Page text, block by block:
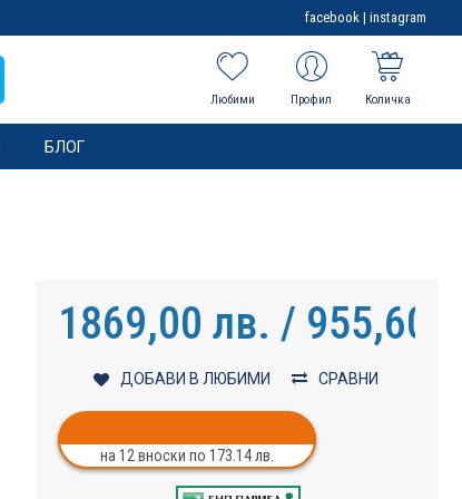
facebook | instagram
Любими Профил Количка
БЛОГ
1869,00 лв. / 955,60 €
ДОБАВИ В ЛЮБИМИ СРАВНИ
на 12 вноски по 173.14 лв.